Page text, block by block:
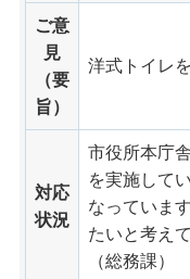
ご意
見
（要
旨）
洋式トイレ
対応
状況
市役所本庁
を実施して
なっていま
たいと考え
（総務課）